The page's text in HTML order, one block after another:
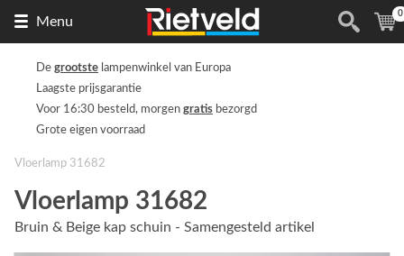
Menu
de
(
0
De grootste lampenwinkel van Europa
Laagste prijsgarantie
Voor 16:30 besteld, morgen gratis bezorgd
Grote eigen voorraad
Vloerlamp 31682
Vloerlamp 31682
Bruin & Beige kap schuin - Samengesteld artikel